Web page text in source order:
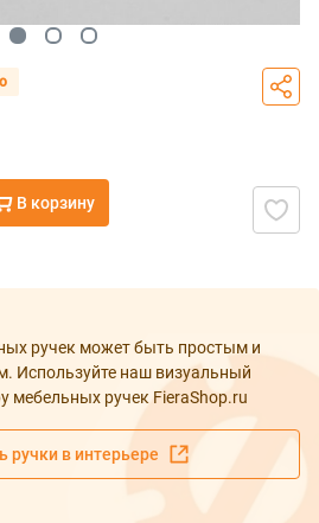
В корзину
ручек может быть простым и
Используйте наш визуальный
мебельных ручек FieraShop.ru
ручки в интерьере